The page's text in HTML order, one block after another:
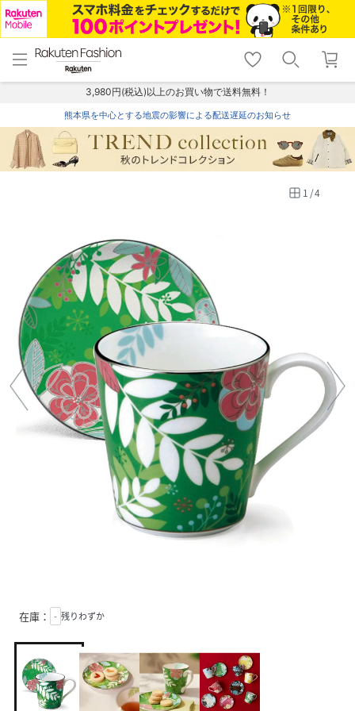
menu home
トップ
shopping_cart lock_outline
ログイン
3,980円(税込)以上のお買い物で送料無料！
熊本県を中心とする地震の影響による配送遅延のお知らせ
1 /4
在庫： - 残りわずか